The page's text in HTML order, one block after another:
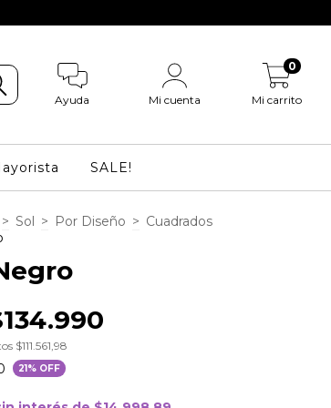
Ayuda Mi cuenta Mi carrito
0
SALE!
> Sol > Por Diseño > Cuadrados
$111.561,98
21% OFF